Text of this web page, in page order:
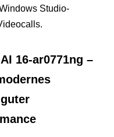
Studio-
16-ar0771ng –